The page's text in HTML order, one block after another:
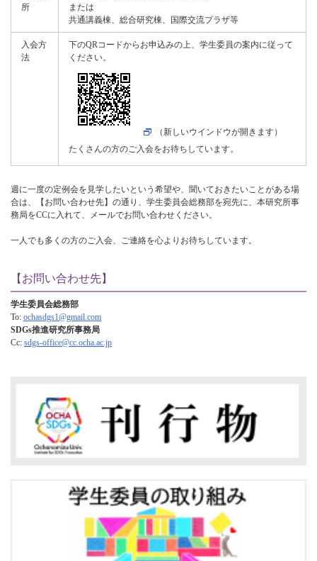
所
または
共通講義棟、総合研究棟、国際交流プラザ等
入会方
法
下のQRコードからお申込みの上、学生委員の案内に従って
ください。
（新しいウインドウが開きます）
たくさんの方のご入会をお待ちしています。
週に一度の定例会を見学したいという希望や、聞いておきたいことがある場
合は、【お問い合わせ先】の通り、学生委員会総務部を宛先に、本研究所事
務局をCCに入れて、メールでお問い合わせください。
一人でも多くの方のご入会、ご連絡を心よりお待ちしています。
【お問い合わせ先】
学生委員会総務部
To: ochasdgs1@gmail.com​
SDGs推進研究所事務局
Cc: sdgs-office@cc.ocha.ac.jp